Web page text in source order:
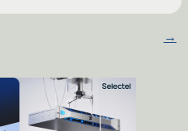
→